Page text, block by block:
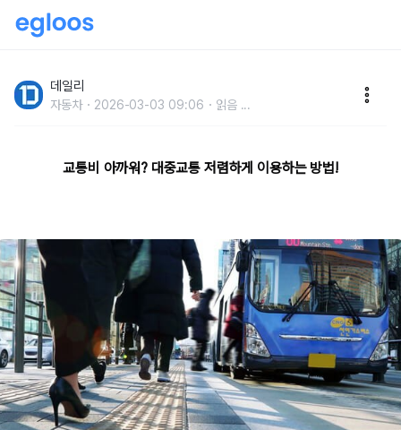
없을까?데일리
자동차 2026-03-03 09:06 읽음 ...
교통비 아까워? 대중교통 저렴하게 이용하는 방법!